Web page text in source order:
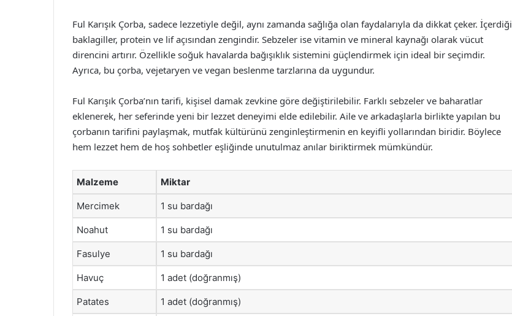
Ful Karışık Çorba, sadece lezzetiyle değil, aynı zamanda sağlığa olan faydalarıyla da dikkat çeker. İçerdiği
baklagiller, protein ve lif açısından zengindir. Sebzeler ise vitamin ve mineral kaynağı olarak vücut
direncini artırır. Özellikle soğuk havalarda bağışıklık sistemini güçlendirmek için ideal bir seçimdir.
Ayrıca, bu çorba, vejetaryen ve vegan beslenme tarzlarına da uygundur.
Ful Karışık Çorba’nın tarifi, kişisel damak zevkine göre değiştirilebilir. Farklı sebzeler ve baharatlar
eklenerek, her seferinde yeni bir lezzet deneyimi elde edilebilir. Aile ve arkadaşlarla birlikte yapılan bu
çorbanın tarifini paylaşmak, mutfak kültürünü zenginleştirmenin en keyifli yollarından biridir. Böylece
hem lezzet hem de hoş sohbetler eşliğinde unutulmaz anılar biriktirmek mümkündür.
Malzeme Miktar
Mercimek 1 su bardağı
Noahut 1 su bardağı
Fasulye 1 su bardağı
Havuç 1 adet (doğranmış)
Patates 1 adet (doğranmış)